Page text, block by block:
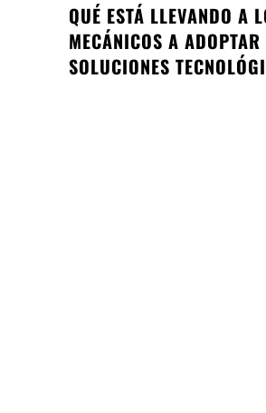
QUÉ ESTÁ LLEVANDO A
MECÁNICOS A ADOPTAR
SOLUCIONES